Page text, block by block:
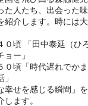
た人たち、出会った
紹介します。時には
頃 「田中泰延（ひ
ョー」
０頃「時代遅れでか
幸せを感じる瞬間」
します。